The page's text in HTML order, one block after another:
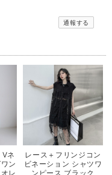
通報する
ネ
ン
レ
レース＋フリンジコン
ビネーション シャツワ
ンピース ブラック